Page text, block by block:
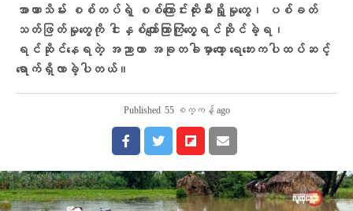
အာဏာသိမ်း စစ်တပ်ရဲ့ စစ်ကြောင်းထိုးမီးရှို့မှုတွေ၊ ပစ်ခတ်
သတ်ဖြတ်မှုတွေကို ငါးနှစ်​ကျော်ကြာကြုံတွေ့ရင်ဆိုင်ခဲ့ရ၊
ရင်ဆိုင်နေရတဲ့ အညာဟာ အခုတခါမှာတော့ ရေဘေးကပါထပ်ဆင့်
ရောက်ရှိလာခဲ့ပါတယ်။
Published 55 စက္ကန့် ago